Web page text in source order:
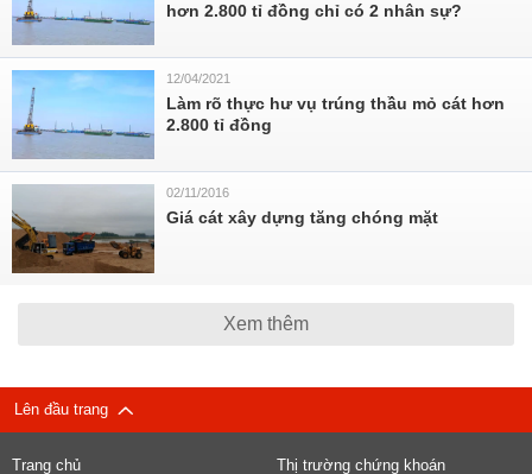
hơn 2.800 tỉ đồng chỉ có 2 nhân sự?
12/04/2021
Làm rõ thực hư vụ trúng thầu mỏ cát hơn
2.800 tỉ đồng
02/11/2016
Giá cát xây dựng tăng chóng mặt
Xem thêm
Lên đầu trang
Trang chủ Thị trường chứng khoán